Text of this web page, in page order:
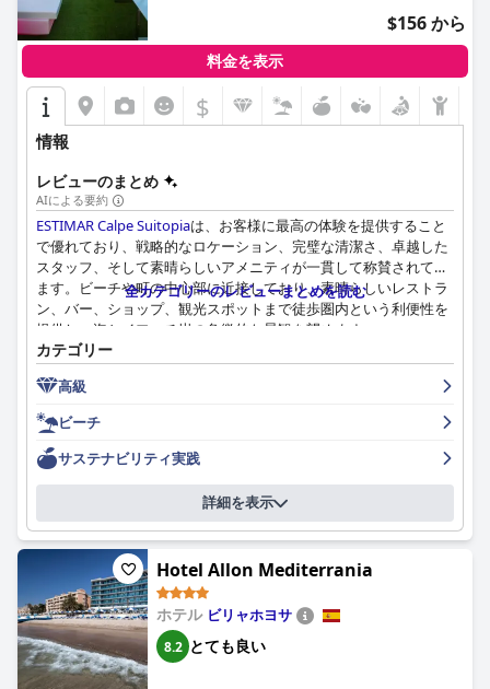
$156 から
料金を表示
$
情報
レビューのまとめ
AIによる要約
ESTIMAR Calpe Suitopiaは、お客様に最高の体験を提供すること
で優れており、戦略的なロケーション、完璧な清潔さ、卓越した
スタッフ、そして素晴らしいアメニティが一貫して称賛されてい
ます。ビーチや町の中心部に近接しており、素晴らしいレストラ
ン、バー、ショップ、観光スポットまで徒歩圏内という利便性を
提供し、海とイファチ岩の象徴的な景観を望めます。
ESTIMAR Calpe Suitopiaでの朝食体験は際立っており、お客様が
体験した中で最高の一つとしてよく評されます。豊富なバラエテ
ィに富んだセレクションと、新鮮で高品質なオプションは、多様
な好みや食習慣に対応し、全てが行き届いたフレンドリーなスタ
ッフによって補完されています。夕食も高い水準を満たしてお
り、丁寧に調理された美味しくバラエティ豊かなビュッフェオプ
ションが、壮大な景色を望むエレガントな環境で提供されます。
ホテルの客室は、モダンなデザインと快適さ、機能性を兼ね備え
ています。広々としており、設備の整った客室には、息を呑むよ
うな海の景色が頻繁に付いています。お客様は、簡易キッチンや
大きなテラス付きのスイートへの無料アップグレードを高く評価
しています。ホテルの清潔さは申し分なく、毎日のサービスによ
り、すべてのエリアで清潔な状態が維持され、お客様の快適さと
リラックスを向上させています。
全カテゴリーのレビューまとめを読む
カテゴリー
高級
ビーチ
サステナビリティ実践
詳細を表示
Hotel Allon Mediterrania
ホテル ビリャホヨサ
8.2 とても良い